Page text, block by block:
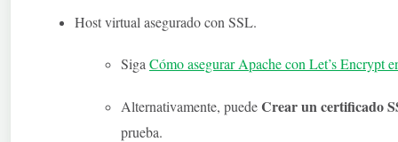
Host virtual asegurado con SSL.
Siga Cómo asegurar Apache con Let’s Encrypt
Alternativamente, puedeCrear un certificado
prueba.